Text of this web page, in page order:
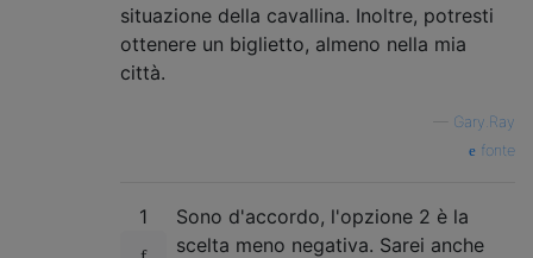
situazione della cavallina. Inoltre, potresti
ottenere un biglietto, almeno nella mia
città.
Gary.Ray
fonte
1
Sono d'accordo, l'opzione 2 è la
scelta meno negativa. Sarei anche